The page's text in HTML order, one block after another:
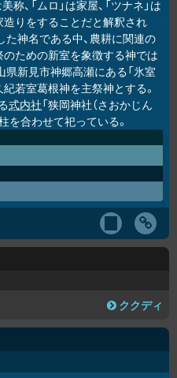
称、「ムロ」は家屋、「ツナネ」は
造りをすることだと解釈され
神名である中、農耕に関連の
ための新室を象徴する神では
新見市神郷高瀬にある「氷室
紀若室葛根神を主祭神とする。
式内社「狭岡神社（さおかじん
を合わせて祀っている。
ククディ